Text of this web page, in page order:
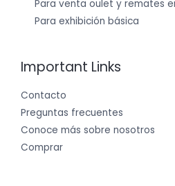
Para venta oulet y remates
Para exhibición básica
Important Links
Contacto
Preguntas frecuentes
Conoce más sobre nosotros
Comprar